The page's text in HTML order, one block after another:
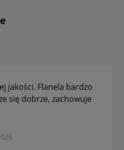
jakości. Flanela bardzo
się dobrze, zachowuje